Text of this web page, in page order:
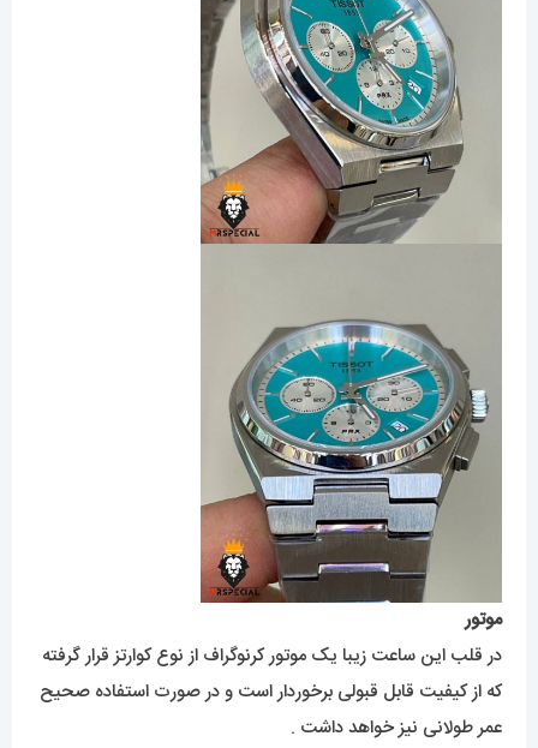
موتور
در قلب این ساعت زیبا یک موتور کرنوگراف از نوع کوارتز قرار گرفته
که از کیفیت قابل قبولی برخوردار است و در صورت استفاده صحیح
عمر طولانی نیز خواهد داشت .